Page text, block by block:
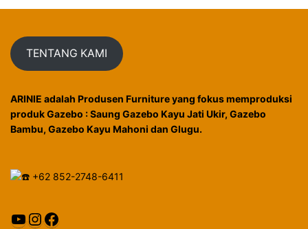
TENTANG KAMI
ARINIE adalah Produsen Furniture yang fokus memproduksi
produk Gazebo : Saung Gazebo Kayu Jati Ukir, Gazebo
Bambu, Gazebo Kayu Mahoni dan Glugu.
+62 852-2748-6411
YouTube
Instagram
Facebook